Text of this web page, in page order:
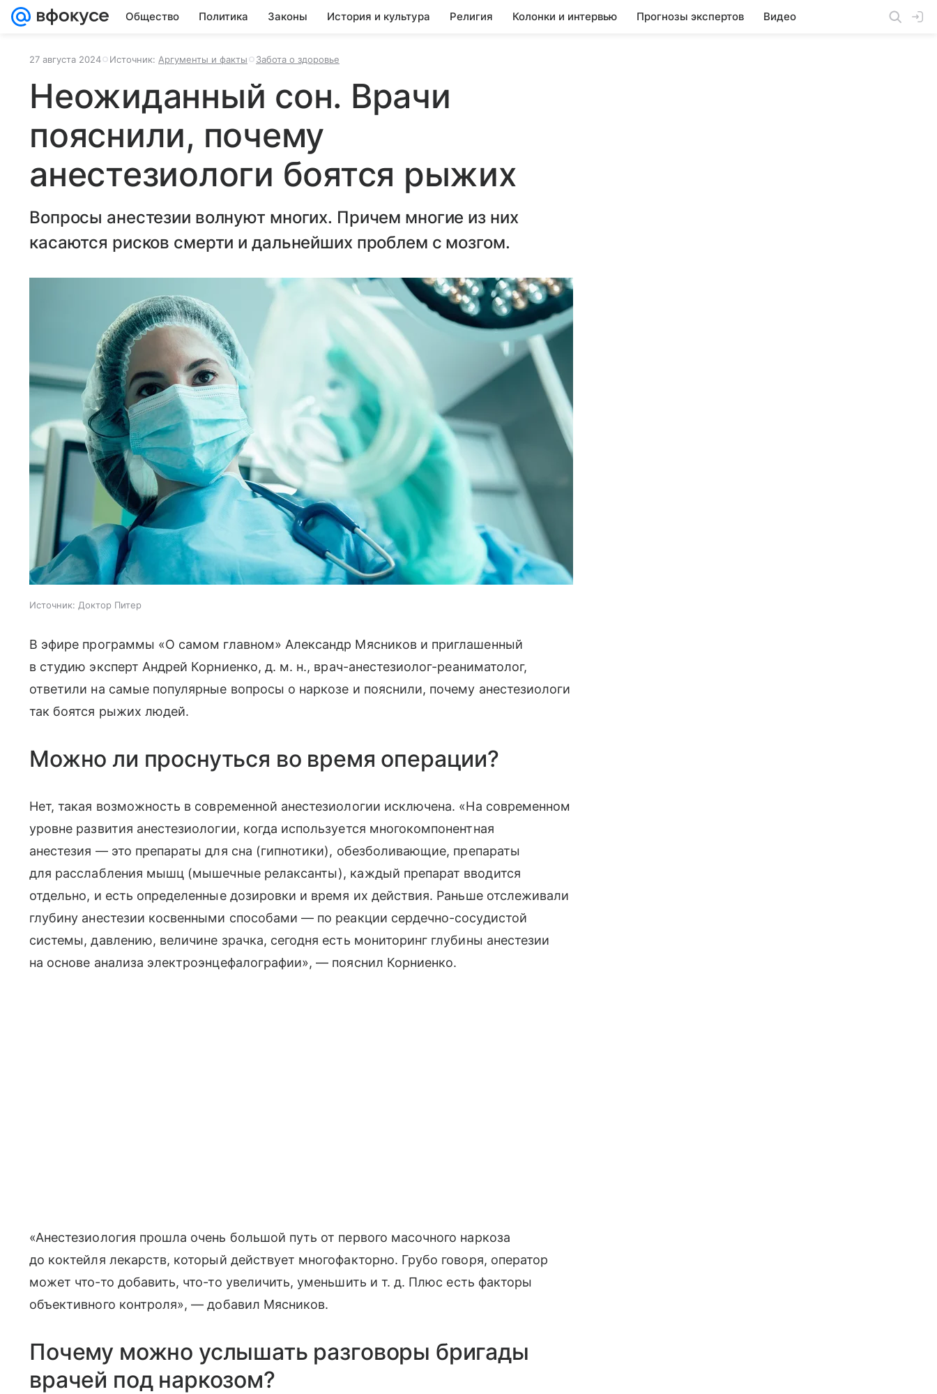
Общество Политика Законы История и культура Религия Колонки и интервью Прогнозы экспертов Видео
27 августа 2024 Источник: Аргументы и факты Забота о здоровье
Неожиданный сон. Врачи
пояснили, почему
анестезиологи боятся рыжих
Вопросы анестезии волнуют многих. Причем многие из них
касаются рисков смерти и дальнейших проблем с мозгом.
Источник: Доктор Питер
В эфире программы «О самом главном» Александр Мясников и приглашенный
в студию эксперт Андрей Корниенко, д. м. н., врач-анестезиолог-реаниматолог,
ответили на самые популярные вопросы о наркозе и пояснили, почему анестезиологи
так боятся рыжих людей.
Можно ли проснуться во время операции?
Нет, такая возможность в современной анестезиологии исключена. «На современном
уровне развития анестезиологии, когда используется многокомпонентная
анестезия — это препараты для сна (гипнотики), обезболивающие, препараты
для расслабления мышц (мышечные релаксанты), каждый препарат вводится
отдельно, и есть определенные дозировки и время их действия. Раньше отслеживали
глубину анестезии косвенными способами — по реакции сердечно-сосудистой
системы, давлению, величине зрачка, сегодня есть мониторинг глубины анестезии
на основе анализа электроэнцефалографии», — пояснил Корниенко.
«Анестезиология прошла очень большой путь от первого масочного наркоза
до коктейля лекарств, который действует многофакторно. Грубо говоря, оператор
может что-то добавить, что-то увеличить, уменьшить и т. д. Плюс есть факторы
объективного контроля», — добавил Мясников.
Почему можно услышать разговоры бригады
врачей под наркозом?